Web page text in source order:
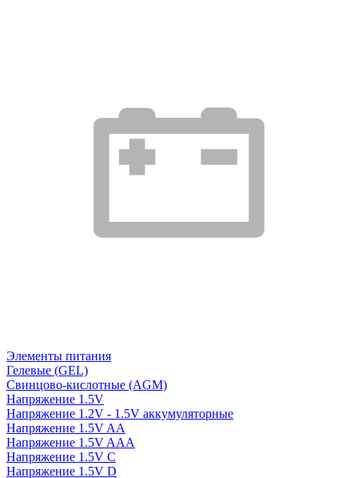
Элементы питания
Гелевые (GEL)
Свинцово-кислотные (AGM)
Напряжение 1.5V
Напряжение 1.2V - 1.5V аккумуляторные
Напряжение 1.5V AA
Напряжение 1.5V AAA
Напряжение 1.5V C
Напряжение 1.5V D